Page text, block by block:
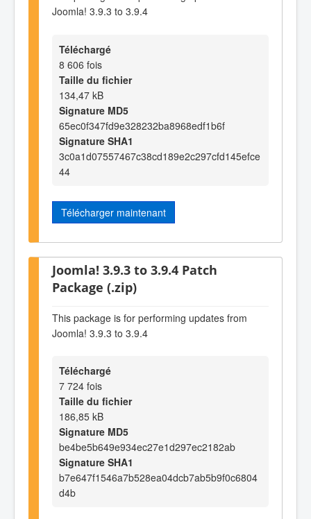
Joomla! 3.9.3 to 3.9.4
Téléchargé
8 606 fois
Taille du fichier
134,47 kB
Signature MD5
65ec0f347fd9e328232ba8968edf1b6f
Signature SHA1
3c0a1d07557467c38cd189e2c297cfd145efce
44
Télécharger maintenant
Joomla! 3.9.3 to 3.9.4 Patch
Package (.zip)
This package is for performing updates from
Joomla! 3.9.3 to 3.9.4
Téléchargé
7 724 fois
Taille du fichier
186,85 kB
Signature MD5
be4be5b649e934ec27e1d297ec2182ab
Signature SHA1
b7e647f1546a7b528ea04dcb7ab5b9f0c6804
d4b